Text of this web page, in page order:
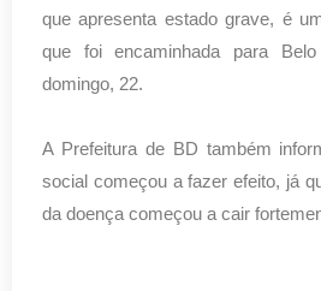
que apresenta estado grave, é
que foi encaminhada para
domingo, 22.
A Prefeitura de BD também
social começou a fazer efeito, já
da doença começou a cair